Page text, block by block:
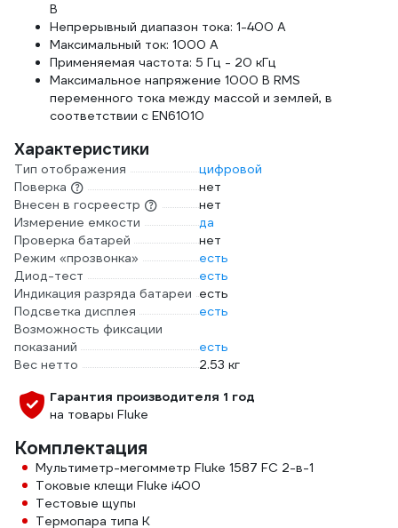
В
Непрерывный диапазон тока: 1-400 А
Максимальный ток: 1000 А
Применяемая частота: 5 Гц - 20 кГц
Максимальное напряжение 1000 В RMS
переменного тока между массой и землей, в
соответствии с EN61010
Характеристики
Тип отображения
цифровой
Поверка
нет
Внесен в госреестр
нет
Измерение емкости
да
Проверка батарей
нет
Режим «прозвонка»
есть
Диод-тест
есть
Индикация разряда батареи есть
Подсветка дисплея
есть
Возможность фиксации
показаний
есть
Вес нетто
2.53 кг
Гарантия производителя 1 год
на товары Fluke
Комплектация
Мультиметр-мегомметр Fluke 1587 FC 2-в-1
Токовые клещи Fluke i400
Тестовые щупы
Термопара типа К